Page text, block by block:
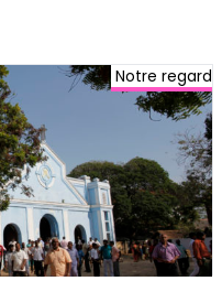
Notre regard